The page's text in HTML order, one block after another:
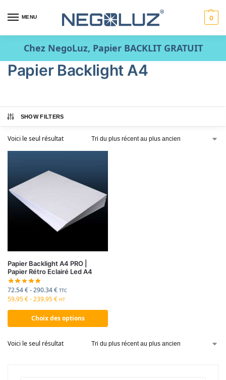
MENU 0
Chez NegoLuz, Papier BACKLIT GRATUIT
Papier Backlight A4
SHOW FILTERS
Voici le seul résultat
Papier Backlight A4 PRO |
Papier Rétro Eclairé Led A4
72.54€-290.34€ TTC
59.95€-239.95€ HT
Choix des options
Voici le seul résultat